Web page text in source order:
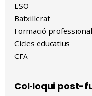
ESO
Batxillerat
Formació professional
Cicles educatius
CFA
Col·loqui post-